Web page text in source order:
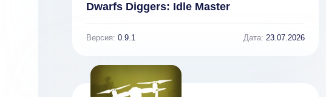
Dwarfs Diggers: Idle Master
Версия: 0.9.1 Дата: 23.07.2026